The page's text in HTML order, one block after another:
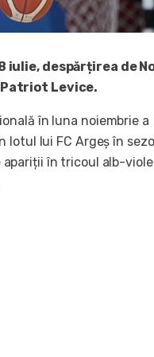
iulie, despărțirea de
Levice.
în luna noiembrie a
lotul lui FC Argeș în
în tricoul alb-